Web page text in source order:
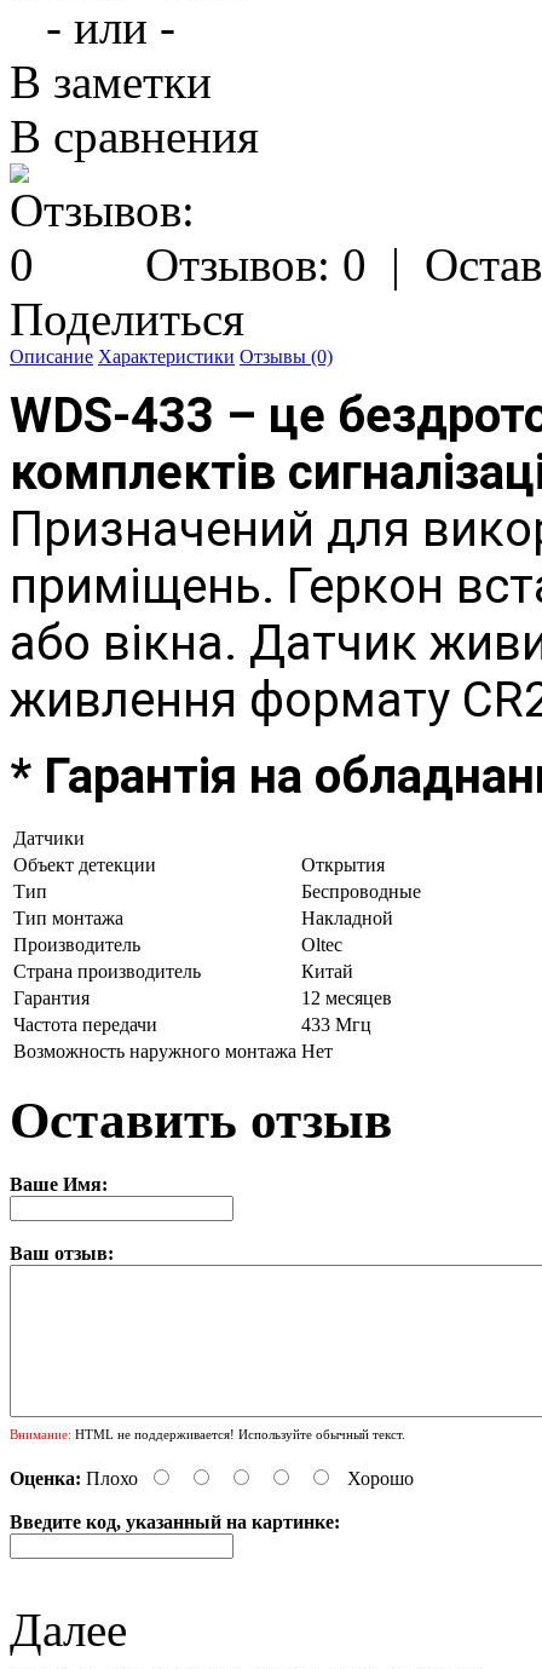
- или -
В заметки
В сравнения
Отзывов: 0 |
Поделиться
Описание Характеристики Отзывы (0)
WDS-433 – це
комплектів
Призначений для
приміщень. Геркон
або вікна. Датчик
живлення формату
* Гарантія на
Датчики
Объект детекции
Открытия
Тип
Беспроводные
Тип монтажа
Накладной
Производитель
Oltec
Страна производитель
Китай
Гарантия
12 месяцев
Частота передачи
433 Мгц
Возможность наружного монтажа Нет
Оставить отзыв
Ваше Имя:
Ваш отзыв:
Внимание: HTML не поддерживается! Используйте обычный текст.
Оценка: Плохо Хорошо
Введите код, указанный на картинке:
Далее